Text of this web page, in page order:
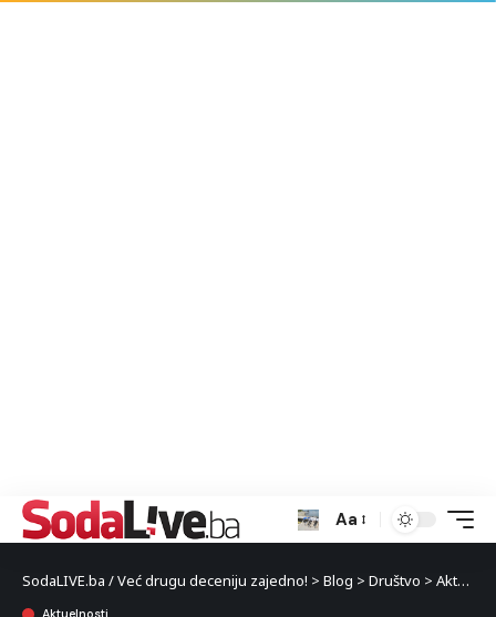
Aa
SodaLIVE.ba / Već drugu deceniju zajedno! > Blog > Društvo > Aktuelnosti
Aktuelnosti